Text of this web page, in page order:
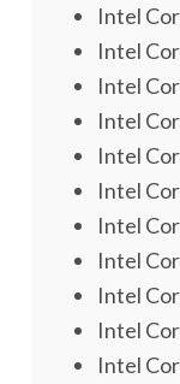
Intel
Intel
Intel
Intel
Intel
Intel
Intel
Intel
Intel
Intel
Intel